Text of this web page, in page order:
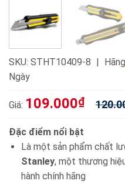
SKU: STHT10409-8
Ngày
Giá: 109.000₫
Đặc điểm nổi bật
Là một sản phẩm chất
Stanley, một thương
hành chính hãng